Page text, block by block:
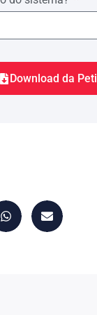
abranger todos
seu
EM
necessidade
de junho de
ao
Download da